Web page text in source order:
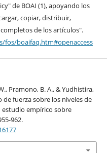
de BOAI (1), apoyando los
copiar, distribuir,
de los artículos".
fos/boaifaq.htm#openaccess
Pramono, B. A., & Yudhistira,
de fuerza sobre los niveles de
estudio empírico sobre
962.